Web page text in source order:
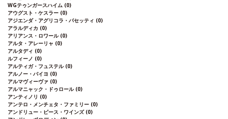
WGテゥンガースハイム (0)
アウグスト・ケスラー (0)
アジエンダ・アグリコラ・パセッティ (0)
アラルディカ (0)
アリアンス・ロワール (0)
アルタ・アレーリャ (0)
アルタディ (0)
ルフィーノ (0)
アルティガ・フュステル (0)
アルノー・バイヨ (0)
アルマヴィーヴァ (0)
アルマニャック・ドゥロール (0)
アンティノリ (0)
アンテロ・メンチェタ・ファミリー (0)
アンドリュー・ピース・ワインズ (0)